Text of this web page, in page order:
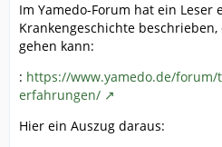
Im Yamedo-Forum hat ein
Krankengeschichte
gehen kann:
: https://www.yamedo.de/
erfahrungen/
Hier ein Auszug daraus: